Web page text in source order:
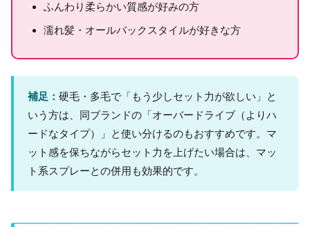
ふんわり柔らかい質感が好みの方
濡れ髪・オールバックスタイルが好きな方
補足： 硬毛・多毛で「もう少しセット力が欲しい」と
いう方は、同ブランドの「オーバードライブ（よりハ
ードなタイプ）」と使い分けるのもおすすめです。マ
ット感を保ちながらセット力を上げたい場合は、マッ
ト系スプレーとの併用も効果的です。